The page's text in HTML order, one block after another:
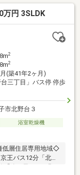
ローリング ・ク
万円 3SLDK
2
2
(築41年2ヶ月)
三丁目」バス停 停歩
市北野台３
浴室乾燥機
低層住居専用地域◇
バス12分「北野
八王子みなみ野